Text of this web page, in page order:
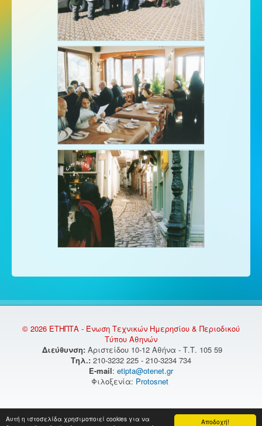
Αποδοχή!
Αυτή η ιστοσελίδα χρησιμοποιεί cookies για να
© 2026 ΕΤΗΠΤΑ - Ένωση Τεχνικών Ημερησίου & Περιοδικού
Τύπου Αθηνών
Διεύθυνση: Αριστείδου 10-12 Αθήνα - Τ.Τ. 105 59
Τηλ.: 210-3232 225 - 210-3234 734
E-mail: etipta@otenet.gr
Φιλοξενία: Protosnet